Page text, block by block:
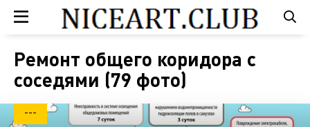
Ремонт общего коридора с
соседями (79 фото)
---